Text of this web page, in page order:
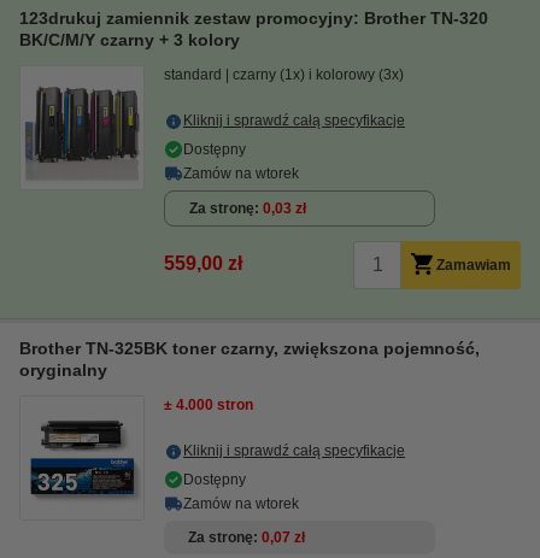
123drukuj zamiennik zestaw promocyjny: Brother TN-320
BK/C/M/Y czarny + 3 kolory
standard czarny (1x) i kolorowy (3x)
Kliknij i sprawdź całą specyfikacje
Dostępny
Zamów na wtorek
Za stronę 0,03 zł
559,00 zł Zamawiam
Brother TN-325BK toner czarny, zwiększona pojemność,
oryginalny
± 4.000 stron
Kliknij i sprawdź całą specyfikacje
Dostępny
Zamów na wtorek
Za stronę 0,07 zł